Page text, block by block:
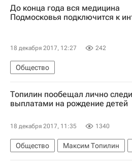
До конца года вся медицина
Подмосковья подключится к
18 декабря 2017, 12:27 242
Общество
Московская область
Топилин пообещал лично
выплатами на рождение детей
18 декабря 2017, 11:35 1340
Общество Максим Топилин